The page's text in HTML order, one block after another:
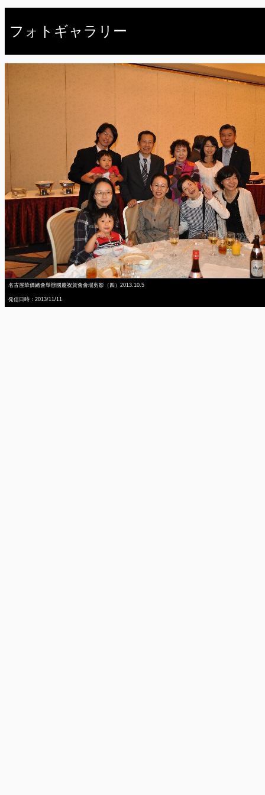
フォトギャラリー
名古屋華僑總會舉辦國慶祝賀會會場剪影（四）2013.10.5
発信日時：2013/11/11